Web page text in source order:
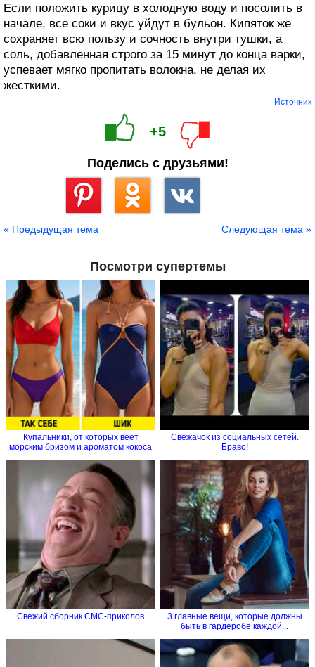
Если положить курицу в холодную воду и посолить в
начале, все соки и вкус уйдут в бульон. Кипяток же
сохраняет всю пользу и сочность внутри тушки, а
соль, добавленная строго за 15 минут до конца варки,
успевает мягко пропитать волокна, не делая их
жесткими.
Источник
+5
Поделись с друзьями!
« Предыдущая тема Следующая тема »
Посмотри супертемы
Купальники, от которых веет
морским бризом и ароматом кокоса
Свежачок из социальных сетей.
Браво!
Свежий сборник СМС-приколов
3 главные вещи, которые должны
быть в гардеробе каждой...